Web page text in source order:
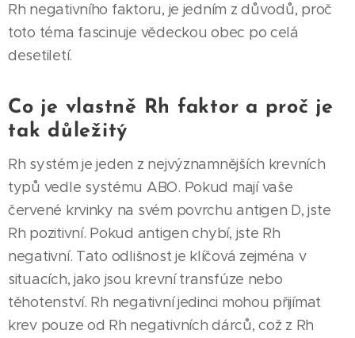
Rh negativního faktoru, je jedním z důvodů, proč
toto téma fascinuje vědeckou obec po celá
desetiletí.
Co je vlastně Rh faktor a proč je
tak důležitý
Rh systém je jeden z nejvýznamnějších krevních
typů vedle systému ABO. Pokud mají vaše
červené krvinky na svém povrchu antigen D, jste
Rh pozitivní. Pokud antigen chybí, jste Rh
negativní. Tato odlišnost je klíčová zejména v
situacích, jako jsou krevní transfúze nebo
těhotenství. Rh negativní jedinci mohou přijímat
krev pouze od Rh negativních dárců, což z Rh